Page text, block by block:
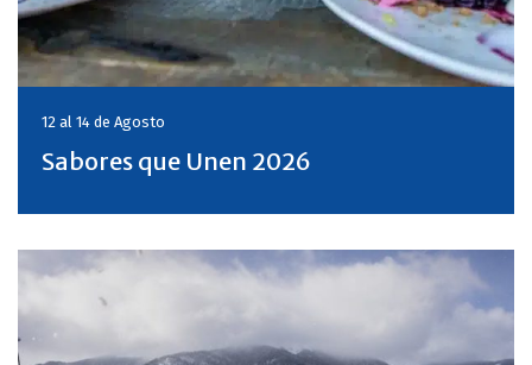
12 al 14 de Agosto
Sabores que Unen 2026